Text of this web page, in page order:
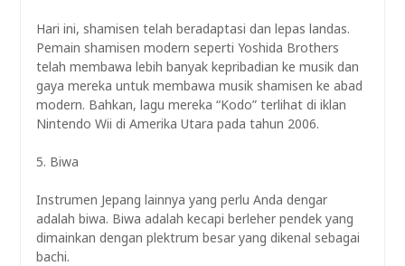
Hari ini, shamisen telah beradaptasi dan lepas landas.
Pemain shamisen modern seperti Yoshida Brothers
telah membawa lebih banyak kepribadian ke musik dan
gaya mereka untuk membawa musik shamisen ke abad
modern. Bahkan, lagu mereka “Kodo” terlihat di iklan
Nintendo Wii di Amerika Utara pada tahun 2006.
5. Biwa
Instrumen Jepang lainnya yang perlu Anda dengar
adalah biwa. Biwa adalah kecapi berleher pendek yang
dimainkan dengan plektrum besar yang dikenal sebagai
bachi.